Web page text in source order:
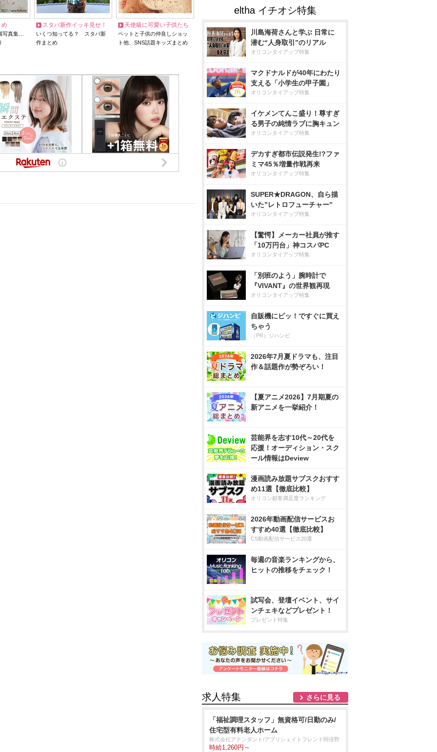
め
写真集…
スタバ新作イッキ見せ！
いくつ知ってる？ スタバ新
作まとめ
天使級に可愛い子供たち
ペットと子供の仲良しショッ
ト他、SNS話題キッズまとめ
川島海荷さんと学ぶ 日常に
潜む“人身取引”のリアル
オリコンタイアップ特集
マクドナルドが40年にわたり
支える「小学生の甲子園」
オリコンタイアップ特集
イケメンてんこ盛り！尊すぎ
る男子の純情ラブに胸キュン
オリコンタイアップ特集
デカすぎ都市伝説発生!?ファ
ミマ45％増量作戦再来
オリコンタイアップ特集
SUPER★DRAGON、自ら描
いた”レトロフューチャー”
オリコンタイアップ特集
【驚愕】メーカー社員が推す
「10万円台」神コスパPC
オリコンタイアップ特集
「別班のよう」腕時計で
『VIVANT』の世界観再現
オリコンタイアップ特集
自販機にピッ！ですぐに買え
ちゃう
（PR）ジハンピ
2026年7月夏ドラマも、注目
作＆話題作が勢ぞろい！
【夏アニメ2026】7月期夏の
新アニメを一挙紹介！
芸能界を志す10代～20代を
応援！オーディション・スク
ール情報はDeview
漫画読み放題サブスクおすす
め11選【徹底比較】
オリコン顧客満足度ランキング
2026年動画配信サービスお
すすめ40選【徹底比較】
CS動画配信サービス20選
毎週の音楽ランキングから、
ヒットの推移をチェック！
試写会、登壇イベント、サイ
ンチェキなどプレゼント！
プレゼント特集
求人特集 さらに見る
「福祉調理スタッフ」無資格可/日勤のみ/
住宅型有料老人ホーム
株式会社アテンダント/アプリシェイトフレンド阿倍野
時給1,260円～